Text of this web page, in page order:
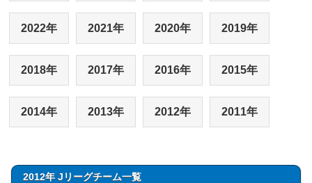
2022年 2021年 2020年 2019年
2018年 2017年 2016年 2015年
2014年 2013年 2012年 2011年
2012年 Jリーグチーム一覧